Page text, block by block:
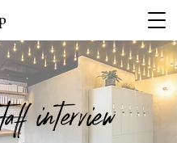
interview